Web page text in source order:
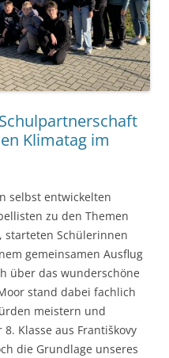
Klimatag im
selbst entwickelten
zu den Themen
starteten Schülerinnen
gemeinsamen Ausflug
über das wunderschöne
stand dabei fachlich
meistern und
Klasse aus Františkovy
die Grundlage unseres